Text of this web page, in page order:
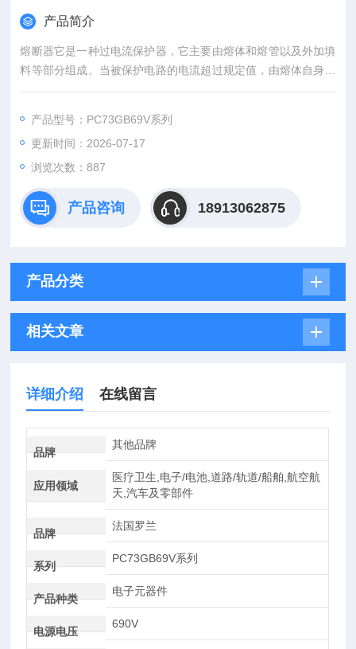
产品简介
熔断器它是一种过电流保护器，它主要由熔体和熔管以及外加填
料等部分组成。当被保护电路的电流超过规定值，由熔体自身产
生的热量熔断熔体，使电路断开，从而起到保护的作用。以本身
罗兰保险丝 型号齐全 直供
产品型号：PC73GB69V系列
更新时间：2026-07-17
浏览次数：887
产品咨询 18913062875
产品分类
相关文章
详细介绍 在线留言
品牌
其他品牌
应用领域
医疗卫生,电子/电池,道路/轨道/船舶,航空航
天,汽车及零部件
品牌
法国罗兰
系列
PC73GB69V系列
产品种类
电子元器件
电源电压
690V